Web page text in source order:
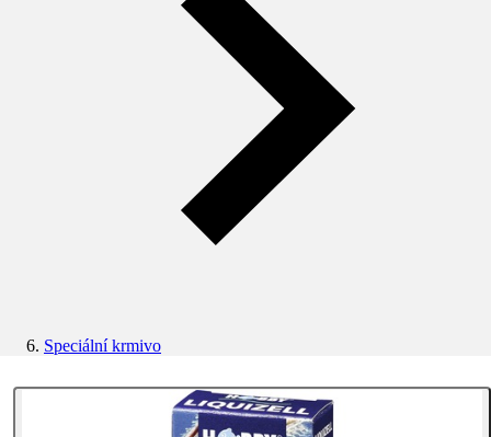
Speciální krmivo